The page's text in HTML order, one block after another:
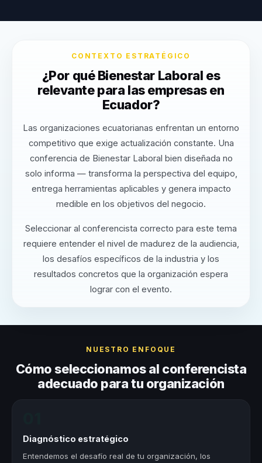
CONTEXTO ESTRATÉGICO
¿Por qué Bienestar Laboral es
relevante para las empresas en
Ecuador?
Las organizaciones ecuatorianas enfrentan un entorno
competitivo que exige actualización constante. Una
conferencia de Bienestar Laboral bien diseñada no
solo informa — transforma la perspectiva del equipo,
entrega herramientas aplicables y genera impacto
medible en los objetivos del negocio.
Seleccionar al conferencista correcto para este tema
requiere entender el nivel de madurez de la audiencia,
los desafíos específicos de la industria y los
resultados concretos que la organización espera
lograr con el evento.
NUESTRO ENFOQUE
Cómo seleccionamos al conferencista
adecuado para tu organización
Diagnóstico estratégico
Entendemos el desafío real de tu organización, los